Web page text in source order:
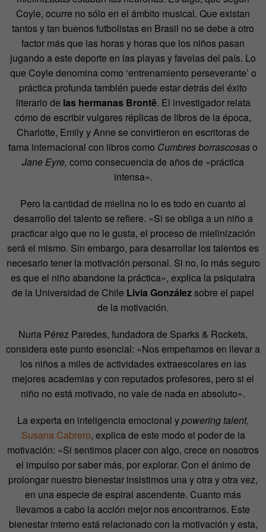
Coyle, ocurre no sólo en el ámbito musical. Que existan
tantos y tan buenos futbolistas en Brasil no se debe a otro
factor más que las horas y horas que los niños pasan
jugando a este deporte en las playas y favelas del país. Lo
que Coyle denomina como ‘entrenamiento perseverante’ o
práctica profunda también puede estar detrás del éxito
literario de las hermanas Brontë. El investigador relata
cómo de escribir vulgares réplicas de libros de la época,
Charlotte, Emily y Anne se convirtieron en escritoras de
fama internacional con libros como Cumbres borrascosaso
Jane Eyre, como consecuencia de años de «práctica
intensa».
Pero la cantidad de mielina no lo es todo en cuanto al
desarrollo del talento se refiere. «Si se obliga a un niño a
practicar algo que no le gusta, el proceso de mielinización
será el mismo. Sin embargo, para desarrollar los talentos es
necesario tener la motivación personal. Si no, lo más seguro
es que el niño abandone la práctica», explica la psiquiatra
de la Universidad de Chile Livia Gonzálezsobre el papel
de la motivación.
Nuria Pérez Paredes, fundadora de Sparks & Rockets,
considera este punto esencial: «Nos empeñamos en llevar a
los niños a miles de actividades extraescolares en las
mejores academias y con reputados profesores, pero si el
niño no está motivado, no vale de nada en absoluto».
La experta en inteligencia emocional ypowering talent,
Susana Cabrero, explica de este modo el poder de la
motivación: «Si sentimos placer con algo, crece en nosotros
el impulso por saber más, por explorar. Con el ánimo de
prolongar nuestro bienestar insistimos una y otra y otra vez,
en una especie de espiral ascendente. Cuanto más
llevamos a cabo la acción mejor nos encontramos. Este
bienestar interno está relacionado con la motivación y esta,